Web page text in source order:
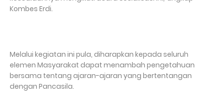
Kombes Erdi.
Melalui kegiatan ini pula, diharapkan kepada seluruh
elemen Masyarakat dapat menambah pengetahuan
bersama tentang ajaran-ajaran yang bertentangan
dengan Pancasila.